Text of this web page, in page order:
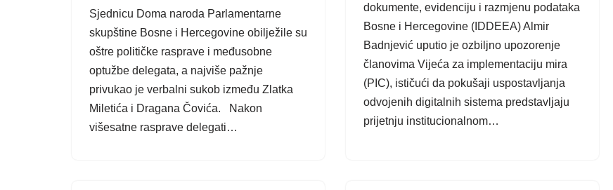
Sjednicu Doma naroda Parlamentarne
skupštine Bosne i Hercegovine obilježile su
oštre političke rasprave i međusobne
optužbe delegata, a najviše pažnje
privukao je verbalni sukob između Zlatka
Miletića i Dragana Čovića. Nakon
višesatne rasprave delegati…
dokumente, evidenciju i razmjenu podataka
Bosne i Hercegovine (IDDEEA) Almir
Badnjević uputio je ozbiljno upozorenje
članovima Vijeća za implementaciju mira
(PIC), ističući da pokušaji uspostavljanja
odvojenih digitalnih sistema predstavljaju
prijetnju institucionalnom…